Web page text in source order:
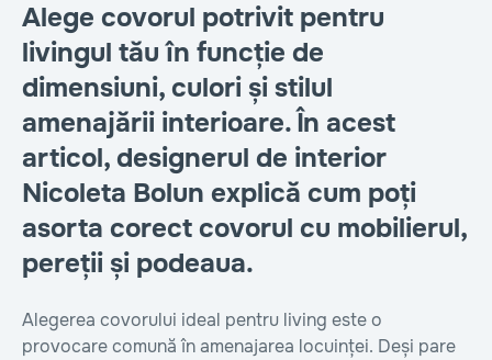
Alege covorul potrivit pentru
livingul tău în funcție de
dimensiuni, culori și stilul
amenajării interioare. În acest
articol, designerul de interior
Nicoleta Bolun explică cum poți
asorta corect covorul cu mobilierul,
pereții și podeaua.
Alegerea covorului ideal pentru living este o
provocare comună în amenajarea locuinței. Deși pare